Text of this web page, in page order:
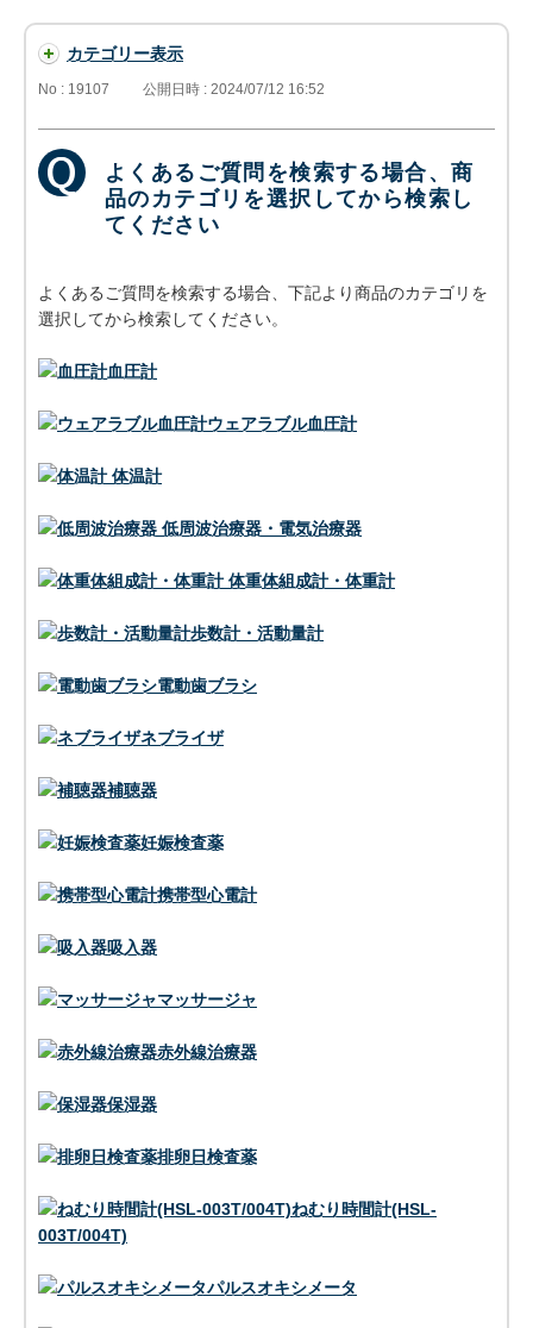
カテゴリー表示
No : 19107 公開日時 : 2024/07/12 16:52
よくあるご質問を検索する場合、商
品のカテゴリを選択してから検索し
てください
よくあるご質問を検索する場合、下記より商品のカテゴリを
選択してから検索してください。
血圧計
ウェアラブル血圧計
体温計
低周波治療器・電気治療器
体重体組成計・体重計
歩数計・活動量計
電動歯ブラシ
ネブライザ
補聴器
妊娠検査薬
携帯型心電計
吸入器
マッサージャ
赤外線治療器
保湿器
排卵日検査薬
ねむり時間計(HSL-
003T/004T)
パルスオキシメータ